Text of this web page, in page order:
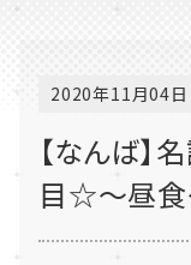
2020年11月04日
【なんば】
目☆～昼